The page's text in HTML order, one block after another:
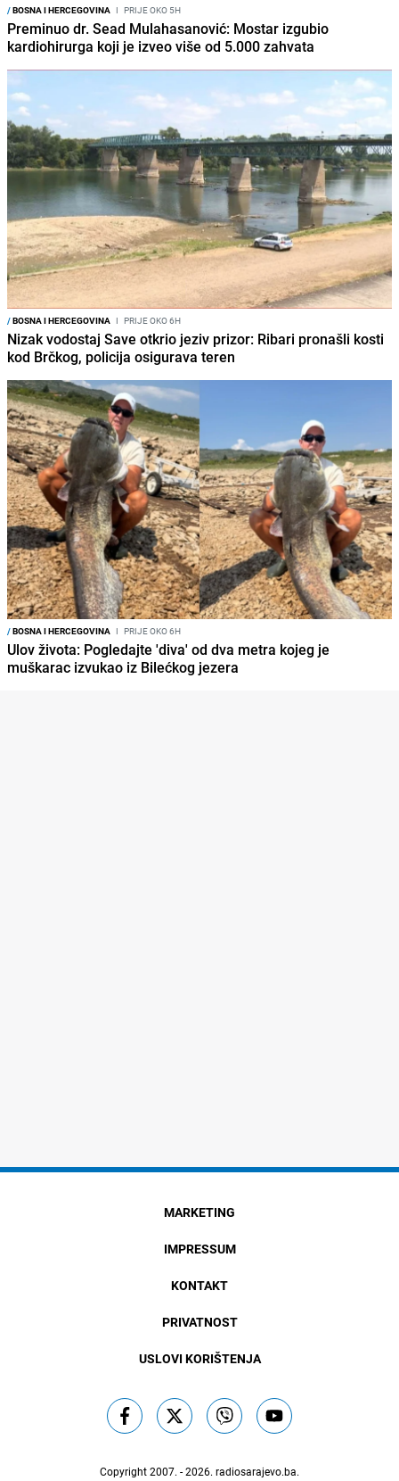
/BOSNA I HERCEGOVINA I PRIJE OKO 5H
Preminuo dr. Sead Mulahasanović: Mostar izgubio
kardiohirurga koji je izveo više od 5.000 zahvata
/BOSNA I HERCEGOVINA I PRIJE OKO 6H
Nizak vodostaj Save otkrio jeziv prizor: Ribari pronašli kosti
kod Brčkog, policija osigurava teren
/BOSNA I HERCEGOVINA I PRIJE OKO 6H
Ulov života: Pogledajte 'diva' od dva metra kojeg je
muškarac izvukao iz Bilećkog jezera
MARKETING
IMPRESSUM
KONTAKT
PRIVATNOST
USLOVI KORIŠTENJA
Copyright 2007. - 2026. radiosarajevo.ba.